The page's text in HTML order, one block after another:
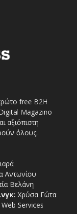
free Β2Η
Magazino
αξιόπιστη
όλους.
Αντωνίου
Βελάνη
Χρύσα Γώτα
Services